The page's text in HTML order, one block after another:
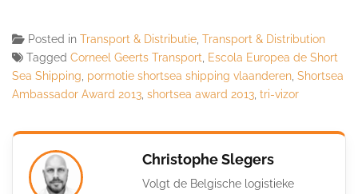
Posted in Transport & Distributie Transport & Distribution
Tagged Corneel Geerts Transport
Escola Europea de Short
Sea Shipping pormotie shortsea shipping vlaanderen Shortsea
Ambassador Award 2013 shortsea award 2013 tri-vizor
Christophe Slegers
Volgt de Belgische logistieke